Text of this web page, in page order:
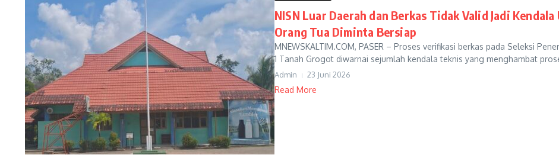
NISN Luar Daerah dan Berkas Tidak Valid Jadi
Orang Tua Diminta Bersiap
MNEWSKALTIM.COM, PASER – Proses verifikasi berkas pada Seleksi
1 Tanah Grogot diwarnai sejumlah kendala teknis yang menghambat
Admin 23 Juni 2026
Read More